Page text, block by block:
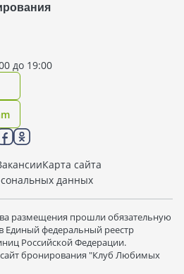
до 19:00
Карта сайта
данных
размещения прошли обязательную
Единый федеральный реестр
Российской Федерации.
бронирования "Клуб Любимых